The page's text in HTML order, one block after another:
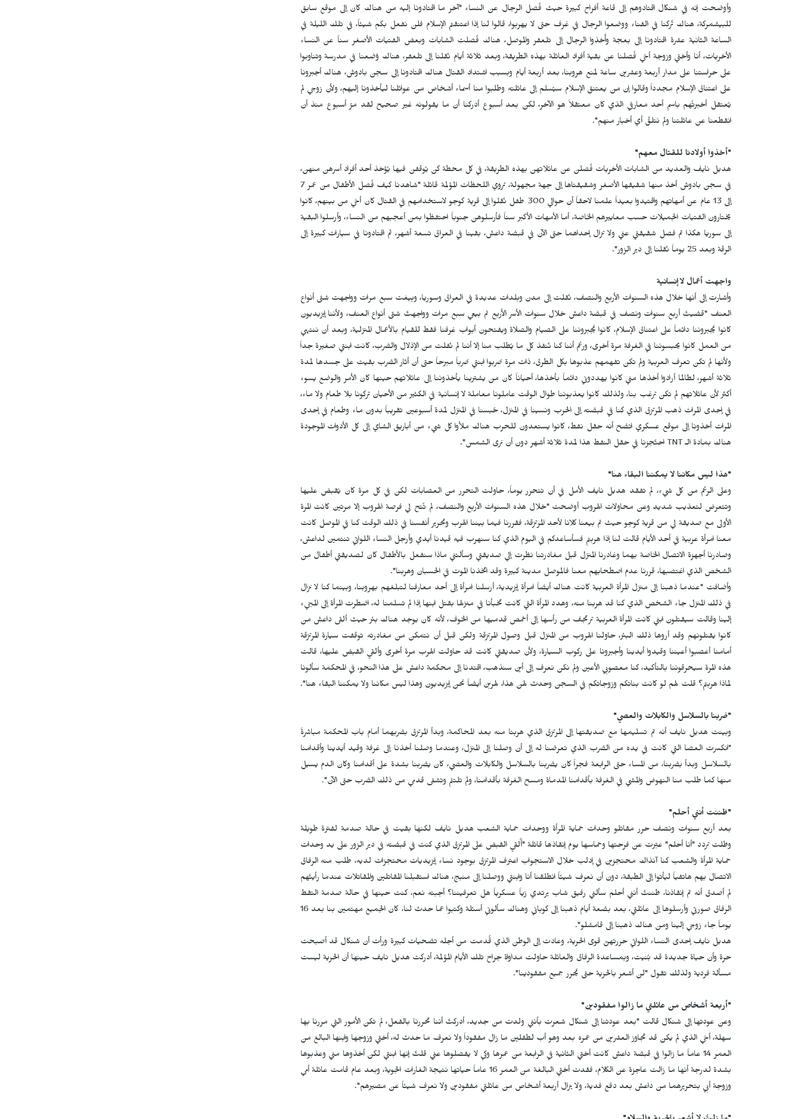
وأوضحت إنه في شنكال اقتادوهم إلى قاعة أفراح كبيرة حيث فُصل الرجال عن النساء "آخر ما اقتادونا إليه من هناك كان إلى موقع سابق
للبيشمركة، هناك تُركنا في الفناء ووضعوا الرجال في غرف حتى لا يهربوا، قالوا لنا إذا اعتنقتم الإسلام فلن نفعل بكم شيئاً، في تلك الليلة في
الساعة الثانية عشرة اقتادونا إلى بعجة وأُخذوا الرجال إلى تلعفر والموصل، هناك فُصلت الشابات وبعض الفتيات الأصغر سناً عن النساء
الأخريات، أنا وأختي وزوجة أخي فُصلنا عن بقية أفراد العائلة بهذه الطريقة، وبعد ثلاثة أيام نُقلنا إلى تلعفر، هناك وُضعنا في مدرسة وتناوبوا
على حراستنا على مدار أربعة وعشرين ساعة لمنع هروبنا، بعد أربعة أيام وبسبب اشتداد القتال هناك اقتادونا إلى سجن بادوش، هناك أجبرونا
على اعتناق الإسلام مجدداً وقالوا إن من يعتنق الإسلام سيُسلم إلى عائلته وطلبوا منا أسماء أشخاص من عوائلنا ليأخذونا إليهم، ولأن زوجي لم
يُعتقل أخبرتُهم باسم أحد معارفي الذي كان معتقلاً هو الآخر، لكن بعد أسبوع أدركنا أن ما يقولونه غير صحيح لقد مرّ أسبوع منذ أن
انقطعنا عن عائلتنا ولم نتلقَّ أي أخبار منهم".
"أخذوا أولادنا للقتال معهم"
هديل نايف والعديد من الشابات الأخريات فُصلن عن عائلاتهن بهذه الطريقة، في كل محطة كن يُوقفن فيها يُؤخذ أحد أفراد أسرهن منهن،
في سجن بادوش أخذ منها شقيقها الأصغر وشقيقتاها إلى جهة مجهولة، تروي اللحظات المؤلمة قائلة "شاهدنا كيف فُصل الأطفال من عمر 7
إلى 13 عام عن أمهاتهم واقتيدوا بعيداً علمنا لاحقاً أن حوالي 300 طفل نُقلوا إلى قرية كوجو لاستخدامهم في القتال كان أخي من بينهم، كانوا
يختارون الفتيات الجميلات حسب معاييرهم الخاصة، أما الأمهات الأكبر سناً فأرسلوهن جنوباً احتفظوا بمن أعجبهم من النساء، وأرسلوا البقية
إلى سوريا هكذا تم فصل شقيقتي عني ولا تزال إحداهما حتى الآن في قبضة داعش، بقينا في العراق تسعة أشهر، ثم اقتادونا في سيارات كبيرة إلى
الرقة وبعد 25 يوماً نُقلنا إلى دير الزور".
واجهت أعمال لاإنسانية
وأشارت إلى أنها خلال هذه السنوات الأربع والنصف، نُقلت إلى مدن وبلدات عديدة في العراق وسوريا، وبِيعَت سبع مرات وواجهت شتى أنواع
العنف "قضيتُ أربع سنوات ونصف في قبضة داعش خلال سنوات الأسر الأربع تم بيعي سبع مرات وواجهتُ شتى أنواع العنف، ولأننا إيزيديون
كانوا يُجبروننا دائماً على اعتناق الإسلام، كانوا يُجبروننا على الصيام والصلاة ويفتحون أبواب غرفنا فقط للقيام بالأعمال المنزلية، وبعد أن ننتهي
من العمل كانوا يحبسوننا في الغرفة مرة أخرى، ورغم أننا كنا نُنفذ كل ما يُطلب منا إلا أننا لم نُفلت من الإذلال والضرب، كانت ابنتي صغيرة جداً
ولأنها لم تكن تعرف العربية ولم تكن تفهمهم عذبوها بكل الطرق، ذات مرة ضربوا ابنتي ضرباً مبرحاً حتى أن أثار الضرب بقيت على جسدها لمدة
ثلاثة أشهر، لطالما أرادوا أخذها مني كانوا يهددوني دائماً بأخذها، أحياناً كان من يشترينا يأخذوننا إلى عائلاتهم حينها كان الأمر والوضع يسوء
أكثر لأن عائلاتهم لم تكن ترغب بنا، ولذلك كانوا يعذبوننا طوال الوقت عاملونا معاملة لا إنسانية في الكثير من الأحيان تركونا بلا طعام ولا ماء،
في إحدى المرات ذهب المرتزق الذي كنا في قبضته إلى الحرب ونسينا في المنزل، حُبسنا في المنزل لمدة أسبوعين تقريباً بدون ماء وطعام في إحدى
المرات أخذونا إلى موقع عسكري اتضح أنه حقل نفط، كانوا يستعدون للحرب هناك ملأوا كل شيء من أباريق الشاي إلى كل الأدوات الموجودة
هناك بمادة الـ TNT احتُجزنا في حقل النفط هذا لمدة ثلاثة أشهر دون أن نرى الشمس".
"هذا ليس مكاننا لا يمكننا البقاء هنا"
وعلى الرغم من كل شيء، لم تفقد هديل نايف الأمل في أن تتحرر يوماً، حاولت التحرر من العصابات لكن في كل مرة كان يُقبض عليها
وتتعرض لتعذيب شديد وعن محاولات الهروب أوضحت "خلال هذه السنوات الأربع والنصف، لم تُتح لي فرصة الهروب إلا مرتين كانت المرة
الأولى مع صديقة لي من قرية كوجو حيث تم بيعنا كلانا لأحد المرتزقة، فقررنا فيما بيننا الهرب وتحرير أنفسنا في ذلك الوقت كنا في الموصل كانت
معنا امرأة عربية في أحد الأيام قالت لنا إذا هربتم فسأساعدكم في اليوم الذي كنا سنهرب فيه قيدنا أيدي وأرجل النساء اللواتي تنتمين لداعش،
وصادرنا أجهزة الاتصال الخاصة بهما وغادرنا المنزل قبل مغادرتنا نظرت إلي صديقتي وسألتني ماذا سنفعل بالأطفال كان لصديقتي أطفال من
الشخص الذي اغتصبها، قررنا عدم اصطحابهم معنا فالموصل مدينة كبيرة وقد اتخذنا الموت في الحسبان وهربنا".
وأضافت "عندما ذهبنا إلى منزل المرأة العربية كانت هناك أيضاً امرأة إيزيدية، أرسلنا امرأة إلى أحد معارفنا لتبلغهم بهروبنا، وبينما كنا لا نزال
في ذلك المنزل جاء الشخص الذي كنا قد هربنا منه، وهدد المرأة التي كانت تخبأنا في منزلها بقتل ابنها إذا لم تسلمنا له، اضطرت المرأة إلى المجيء
إلينا وقالت سيقتلون ابني كانت المرأة العربية ترتجف من رأسها إلى أخمص قدميها من الخوف، لأنه كان يوجد هناك بئر حيث ألقى داعش من
كانوا يقتلونهم وقد أروها ذلك البئر، حاولنا الهروب من المنزل قبل وصول المرتزقة ولكن قبل أن نتمكن من مغادرته توقفت سيارة المرتزقة
أمامنا أعصبوا أعيننا وقيدوا أيدينا وأجبرونا على ركوب السيارة، ولأن صديقتي كانت قد حاولت الهرب مرة أخرى وألقي القبض عليها، قالت
هذه المرة سيحرقوننا بالتأكيد، كنا معصوبي الأعين ولم نكن نعرف إلى أين سنذهب، اقتدنا إلى محكمة داعش على هذا النحو، في المحكمة سألونا
لماذا هربتم؟ قلت لهم لو كانت بناتكم وزوجاتكم في السجن وحدث لهن هذا، لهربن أيضاً نحن إيزيديون وهذا ليس مكاننا ولا يمكننا البقاء هنا".
"ضربنا بالسلاسل والكابلات والعصي"
وبينت هديل نايف أنه تم تسليمها مع صديقتها إلى المرتزق الذي هربتا منه بعد المحاكمة، وبدأ المرتزق بضربهما أمام باب المحكمة مباشرةً
"انكسرت العصا التي كانت في يده من الضرب الذي تعرضنا له إلى أن وصلنا إلى المنزل، وعندما وصلنا أخذنا إلى غرفة وقيد أيدينا وأقدامنا
بالسلاسل وبدأ بضربنا، من المساء حتى الرابعة فجراً كان يضربنا بالسلاسل والكابلات والعصي، كان يضربنا بشدة على أقدامنا وكان الدم يسيل
منها كما طلب منا النهوض والمشي في الغرفة بأقدامنا المدماة ومسح الغرفة بأقدامنا، ولم تلتئم وتشفى قدمي من ذلك الضرب حتى الآن".
"ظننت أنني أحلم"
بعد أربع سنوات ونصف حرر مقاتلو وحدات حماية المرأة ووحدات حماية الشعب هديل نايف لكنها بقيت في حالة صدمة لفترة طويلة
وظلت تردد "أنا أحلم" عبّرت عن فرحتها وحماسها يوم إنقاذها قائلة "أُلقي القبض على المرتزق الذي كنت في قبضته في دير الزور على يد وحدات
حماية المرأة والشعب كنا آنذاك محتجزين في إدلب خلال الاستجواب اعترف المرتزق بوجود نساء إيزيديات محتجزات لديه، طلب منه الرفاق
الاتصال بهم هاتفياً ليأتوا إلى الطبقة، دون أن نعرف شيئاً انطلقنا أنا وابنتي ووصلنا إلى منبج، هناك استقبلنا المقاتلين والمقاتلات عندما رأيتُهم
لم أصدق أنه تم إنقاذنا، ظننتُ أنني أحلم سألني رفيق شاب يرتدي زياً عسكرياً هل تعرفيننا؟ أجبته نعم، كنت حينها في حالة صدمة التقط
الرفاق صورتي وأرسلوها إلى عائلتي، بعد بضعة أيام ذهبنا إلى كوباني وهناك سألوني أسئلة وكتبوا عما حدث لنا، كان الجميع مهتمين بنا بعد 16
يوماً جاء زوجي إلينا ومن هناك ذهبنا إلى قامشلو".
هديل نايف إحدى النساء اللواتي حررتهنّ قوى الحرية، وعادت إلى الوطن الذي قُدمت من أجله تضحيات كبيرة ورأت أن شنكال قد أصبحت
حرة وأن حياة جديدة قد بُنيت، وبمساعدة الرفاق والعائلة حاولت مداواة جراح تلك الأيام المؤلمة، أدركت هديل نايف حينها أن الحرية ليست
مسألة فردية ولذلك تقول "لن أشعر بالحرية حتى يُحرر جميع مفقودينا".
"أربعة أشخاص من عائلتي ما زالوا مفقودين"
وعن عودتها إلى شنكال قالت "بعد عودتنا إلى شنكال شعرت بأنني ولدت من جديد، أدركتُ أننا تحررنا بالفعل، لم تكن الأمور التي مررنا بها
سهلة، أخي الذي لم يكن قد تجاوز العشرين من عمره بعد وهو أب لطفلين ما زال مفقوداً ولا نعرف ما حدث له، أختي وزوجها وابنها البالغ من
العمر 14 عاماً ما زالوا في قبضة داعش كانت أختي الثانية في الرابعة من عمرها وكي لا يفصلوها عني قلتُ إنها ابنتي لكن أخذوها مني وعذبوها
بشدة لدرجة أنها ما زالت عاجزة عن الكلام، فقدت أختي البالغة من العمر 16 عاماً حياتها نتيجة الغارات الجوية، وبعد عام قامت عائلة أمي
وزوجة أبي بتحريرهما من داعش بعد دفع فدية، ولا يزال أربعة أشخاص من عائلتي مفقودين ولا نعرف شيئاً عن مصيرهم".